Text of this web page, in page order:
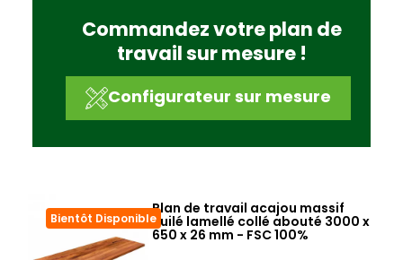
Commandez votre plan de
travail sur mesure !
Configurateur sur mesure
Plan de travail acajou massif
huilé lamellé collé abouté 3000 x
650 x 26 mm - FSC 100%
Bientôt Disponible